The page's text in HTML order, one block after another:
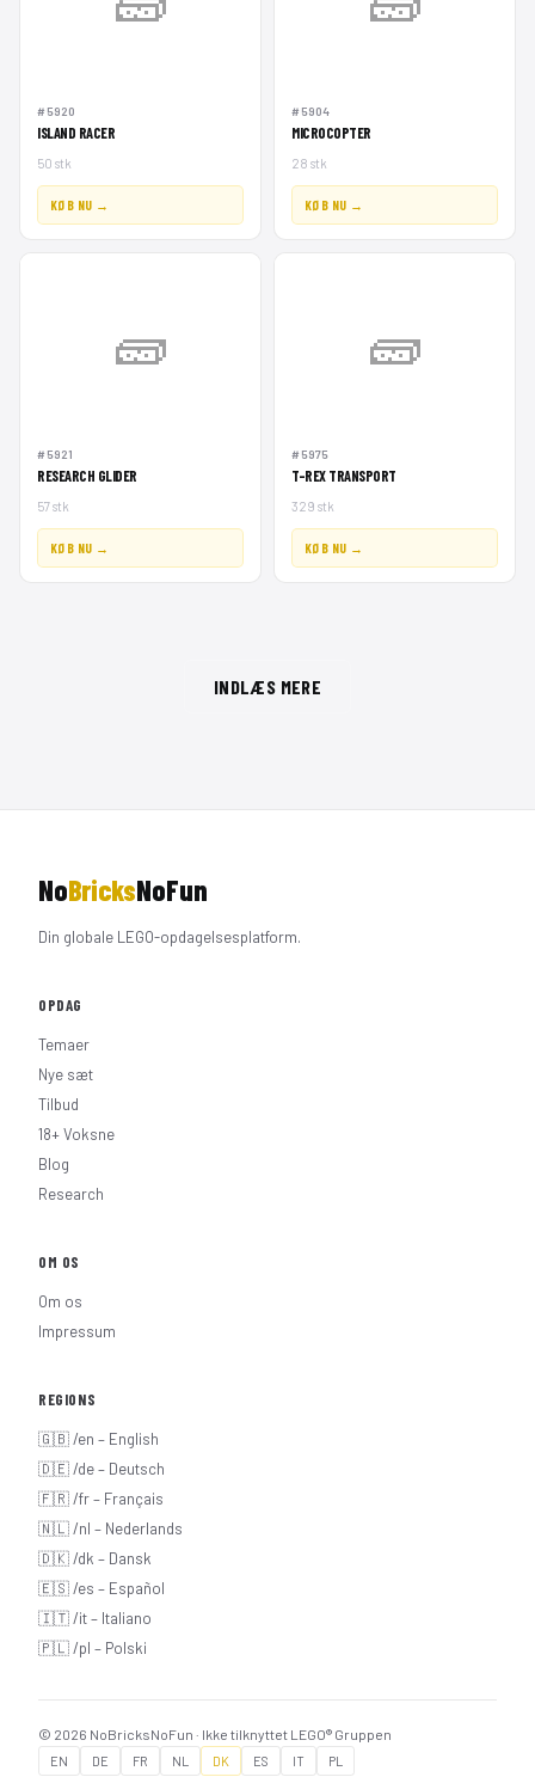
#5920
ISLAND RACER
50 stk
KØB NU →
#5904
MICROCOPTER
28 stk
KØB NU →
🧱
#5921
RESEARCH GLIDER
57 stk
KØB NU →
🧱
#5975
T-REX TRANSPORT
329 stk
KØB NU →
INDLÆS MERE
NoBricksNoFun
Din globale LEGO-opdagelsesplatform.
OPDAG
Temaer
Nye sæt
Tilbud
18+ Voksne
Blog
Research
OM OS
Om os
Impressum
REGIONS
🇬🇧 /en – English
🇩🇪 /de – Deutsch
🇫🇷 /fr – Français
🇳🇱 /nl – Nederlands
🇩🇰 /dk – Dansk
🇪🇸 /es – Español
🇮🇹 /it – Italiano
🇵🇱 /pl – Polski
© 2026 NoBricksNoFun · Ikke tilknyttet LEGO® Gruppen
EN DE FR NL DK ES IT PL